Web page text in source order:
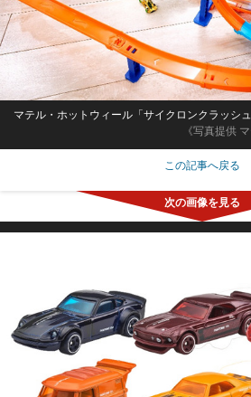
《写真提供
マテル・ホットウィール「サイクロンクラッシュ
この記事へ戻る